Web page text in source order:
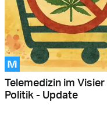
M
Telemedizin im Visier
Politik - Update